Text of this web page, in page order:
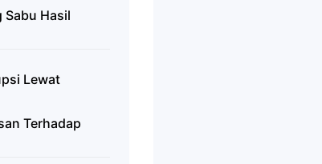
Sabu Hasil
Lewat
Terhadap